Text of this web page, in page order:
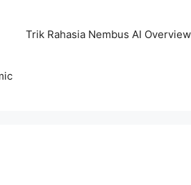
Trik Rahasia Nembus AI